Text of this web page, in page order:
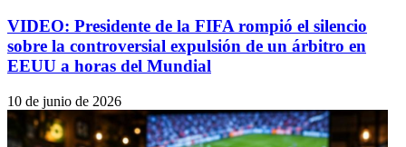
VIDEO: Presidente de la FIFA rompió el silencio
sobre la controversial expulsión de un árbitro en
EEUU a horas del Mundial
10 de junio de 2026